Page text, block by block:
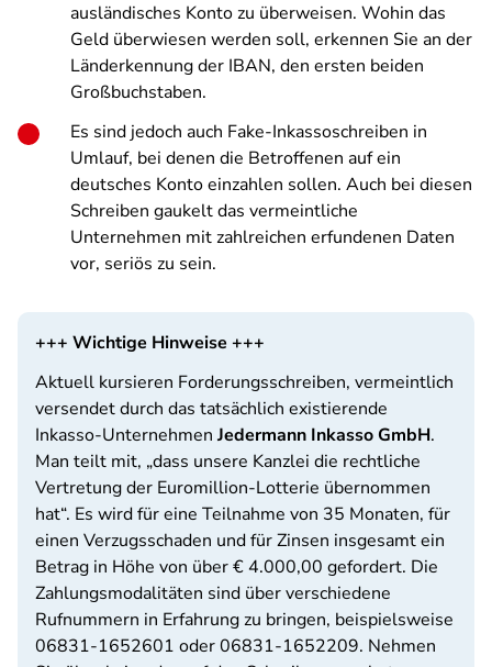
ausländisches Konto zu überweisen. Wohin das
Geld überwiesen werden soll, erkennen Sie an der
Länderkennung der IBAN, den ersten beiden
Großbuchstaben.
Es sind jedoch auch Fake-Inkassoschreiben in
Umlauf, bei denen die Betroffenen auf ein
deutsches Konto einzahlen sollen. Auch bei diesen
Schreiben gaukelt das vermeintliche
Unternehmen mit zahlreichen erfundenen Daten
vor, seriös zu sein.
+++ Wichtige Hinweise +++
Aktuell kursieren Forderungsschreiben, vermeintlich
versendet durch das tatsächlich existierende
Inkasso-Unternehmen Jedermann Inkasso GmbH.
Man teilt mit, „dass unsere Kanzlei die rechtliche
Vertretung der Euromillion-Lotterie übernommen
hat“. Es wird für eine Teilnahme von 35 Monaten, für
einen Verzugsschaden und für Zinsen insgesamt ein
Betrag in Höhe von über € 4.000,00 gefordert. Die
Zahlungsmodalitäten sind über verschiedene
Rufnummern in Erfahrung zu bringen, beispielsweise
06831-1652601 oder 06831-1652209. Nehmen